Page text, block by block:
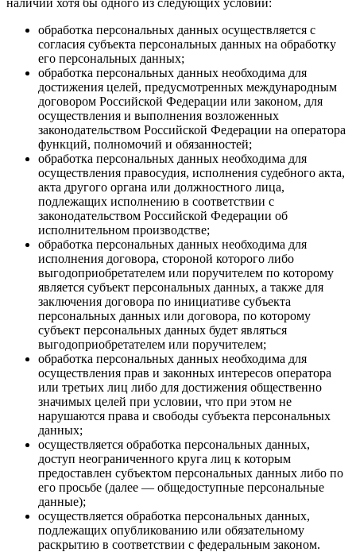
обработка персональных данных осуществляется с
согласия субъекта персональных данных на обработку
его персональных данных;
обработка персональных данных необходима для
достижения целей, предусмотренных международным
договором Российской Федерации или законом, для
осуществления и выполнения возложенных
законодательством Российской Федерации на оператора
функций, полномочий и обязанностей;
обработка персональных данных необходима для
осуществления правосудия, исполнения судебного акта,
акта другого органа или должностного лица,
подлежащих исполнению в соответствии с
законодательством Российской Федерации об
исполнительном производстве;
обработка персональных данных необходима для
исполнения договора, стороной которого либо
выгодоприобретателем или поручителем по которому
является субъект персональных данных, а также для
заключения договора по инициативе субъекта
персональных данных или договора, по которому
субъект персональных данных будет являться
выгодоприобретателем или поручителем;
обработка персональных данных необходима для
осуществления прав и законных интересов оператора
или третьих лиц либо для достижения общественно
значимых целей при условии, что при этом не
нарушаются права и свободы субъекта персональных
данных;
осуществляется обработка персональных данных,
доступ неограниченного круга лиц к которым
предоставлен субъектом персональных данных либо по
его просьбе (далее — общедоступные персональные
данные);
осуществляется обработка персональных данных,
подлежащих опубликованию или обязательному
раскрытию в соответствии с федеральным законом.